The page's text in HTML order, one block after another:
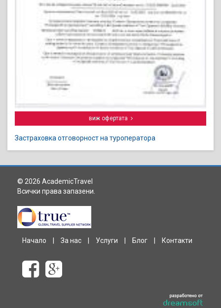
виж офертата
Застраховка отговорност на туроператора
© 2026 AcademicTravel
Всички права запазени.
Начало За нас Услуги Блог Контакти